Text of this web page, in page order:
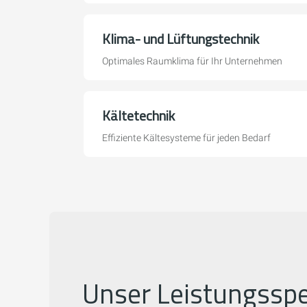
Klima- und Lüftungstechnik
Optimales Raumklima für Ihr Unternehmen
Kältetechnik
Effiziente Kältesysteme für jeden Bedarf
Unser